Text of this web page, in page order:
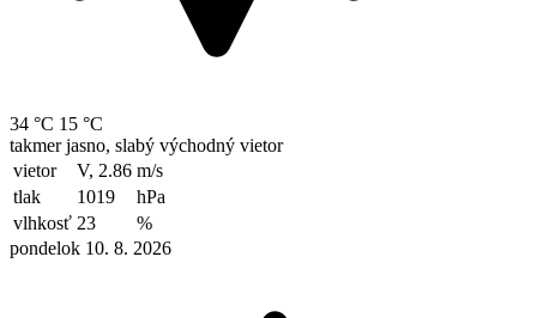
34 °C 15 °C
takmer jasno, slabý východný vietor
vietor
V, 2.86 m/s
tlak
1019
hPa
vlhkosť 23
%
pondelok 10. 8. 2026